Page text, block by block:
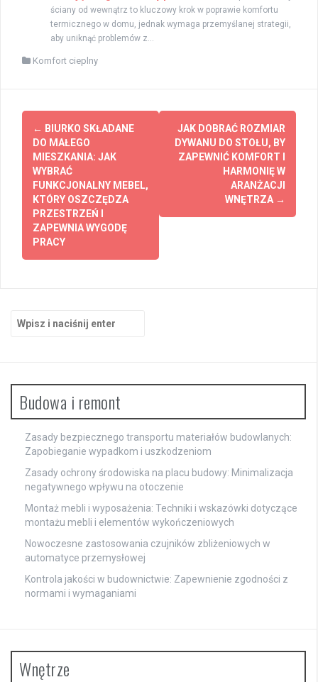
ściany od wewnątrz to kluczowy krok w poprawie komfortu
termicznego w domu, jednak wymaga przemyślanej strategii,
aby uniknąć problemów z...
Komfort cieplny
Zobacz
wpisy
← BIURKO SKŁADANE
DO MAŁEGO
MIESZKANIA: JAK
WYBRAĆ
FUNKCJONALNY MEBEL,
KTÓRY OSZCZĘDZA
PRZESTRZEŃ I
ZAPEWNIA WYGODĘ
PRACY
JAK DOBRAĆ ROZMIAR
DYWANU DO STOŁU, BY
ZAPEWNIĆ KOMFORT I
HARMONIĘ W
ARANŻACJI
WNĘTRZA →
Budowa i remont
Zasady bezpiecznego transportu materiałów budowlanych:
Zapobieganie wypadkom i uszkodzeniom
Zasady ochrony środowiska na placu budowy: Minimalizacja
negatywnego wpływu na otoczenie
Montaż mebli i wyposażenia: Techniki i wskazówki dotyczące
montażu mebli i elementów wykończeniowych
Nowoczesne zastosowania czujników zbliżeniowych w
automatyce przemysłowej
Kontrola jakości w budownictwie: Zapewnienie zgodności z
normami i wymaganiami
Wnętrze